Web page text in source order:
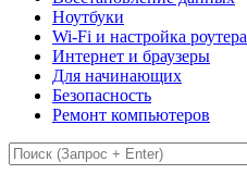
Ноутбуки
Wi-Fi и настройка роутера
Интернет и браузеры
Для начинающих
Безопасность
Ремонт компьютеров